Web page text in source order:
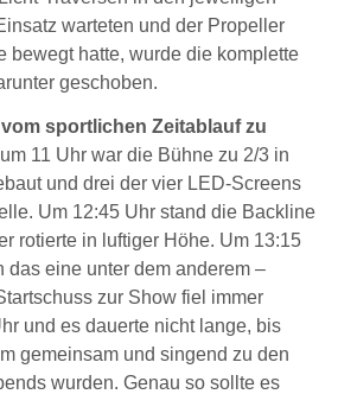
warteten und der Propeller
bewegt hatte, wurde die komplette
geschoben.
sportlichen Zeitablauf zu
11 Uhr war die Bühne zu 2/3 in
und drei der vier LED-Screens
Um 12:45 Uhr stand die Backline
rotierte in luftiger Höhe. Um 13:15
das eine unter dem anderem –
zur Show fiel immer
und es dauerte nicht lange, bis
gemeinsam und singend zu den
wurden. Genau so sollte es